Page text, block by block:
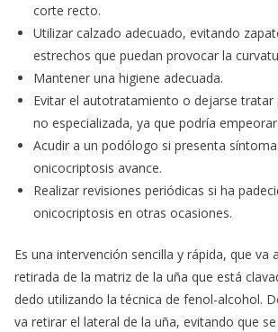
corte recto.
Utilizar calzado adecuado, evitando
estrechos que puedan provocar la
Mantener una higiene adecuada.
Evitar el autotratamiento o dejarse tratar
no especializada, ya que podría
Acudir a un podólogo si presenta
onicocriptosis avance.
Realizar revisiones periódicas si ha
onicocriptosis en otras ocasiones.
Es una intervención sencilla y rápida, que va
retirada de la matriz de la uña que está
dedo utilizando la técnica de fenol-alcohol.
va retirar el lateral de la uña, evitando que